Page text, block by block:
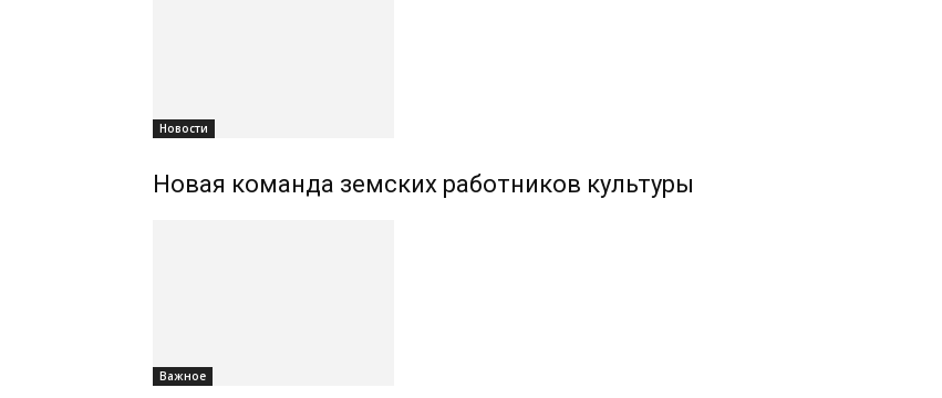
Новости
Новая команда земских работников культуры
Важное